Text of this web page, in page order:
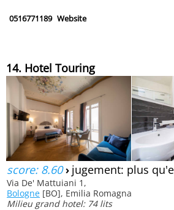
0516771189 Website
14. Hotel Touring
score: 8.60› jugement: plus
Via De' Mattuiani 1,
Bologne [BO], Emilia Romagna
Milieu grand hotel: 74 lits